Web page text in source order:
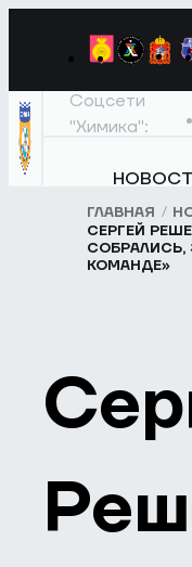
Соцсети
"Химика":
ГЛАВНАЯ
СЕРГЕЙ
СОБРАЛИСЬ,
КОМАНДЕ»